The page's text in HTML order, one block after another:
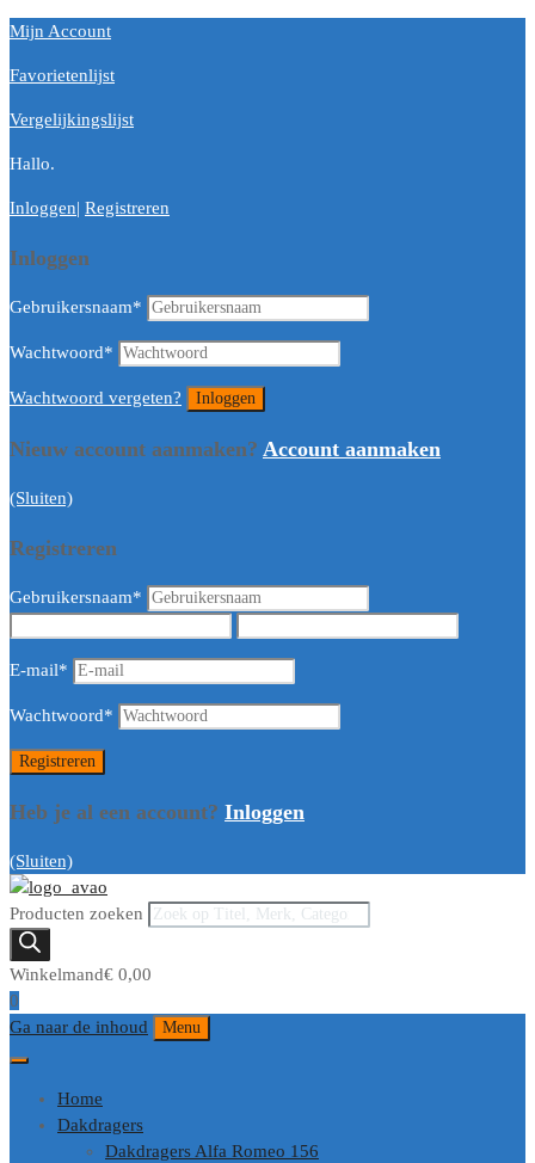
Mijn Account
Favorietenlijst
Vergelijkingslijst
Hallo.
Inloggen| Registreren
Inloggen
Gebruikersnaam*
Wachtwoord*
Wachtwoord vergeten?
Nieuw account aanmaken? Account aanmaken
(Sluiten)
Registreren
Gebruikersnaam*
E-mail*
Wachtwoord*
Heb je al een account? Inloggen
(Sluiten)
Producten zoeken
Winkelmand€ 0,00
0
Ga naar de inhoud
Menu
Home
Dakdragers
Dakdragers Alfa Romeo 156